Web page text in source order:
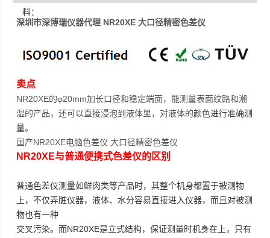
料：
深圳市深博瑞仪器代理 NR20XE 大口径精密色差仪
卖点
NR20XE的φ20mm加长口径和稳定端面，能测量表面纹路和潮
湿的产品，还可以直接浸泡到液体里，对液体的颜色进行准确测
量。
国产NR20XE电脑色差仪 大口径精密色差仪
NR20XE与普通便携式色差仪的区别
普通色差仪测量如鲜肉类等产品时，其整个机身都置于被测物
上，不仅弄脏仪器，液体、水分容易直接进入仪器，而且对被测
物也有一种
交叉污染。而NR20XE是立式结构，保证测量时机身在上，只有